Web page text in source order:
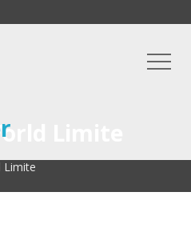
Limite
Limite